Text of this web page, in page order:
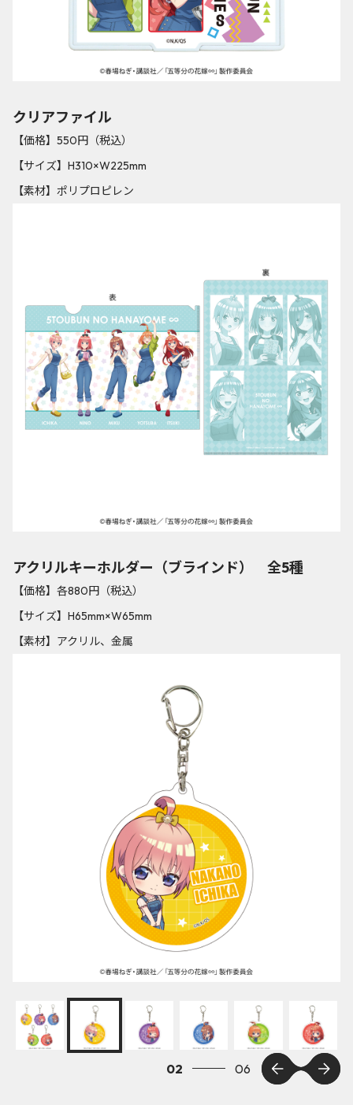
クリアファイル
【価格】550円（税込）
【サイズ】H310×W225mm
【素材】ポリプロピレン
アクリルキーホルダー（ブラインド） 全5種
【価格】各880円（税込）
【サイズ】H65mm×W65mm
【素材】アクリル、金属
03 06